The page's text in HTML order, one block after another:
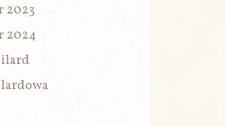
2023
2024